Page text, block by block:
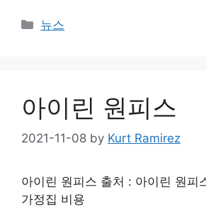
Categories
뉴스
아이린 원피스
2021-11-08 by Kurt Ramirez
아이린 원피스 출처 : 아이린 원피
가정집 비용